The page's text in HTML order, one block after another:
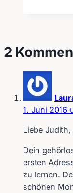
2
1. Juni 2016
Liebe Judith,
Dein
ersten
zu lernen.
schönen